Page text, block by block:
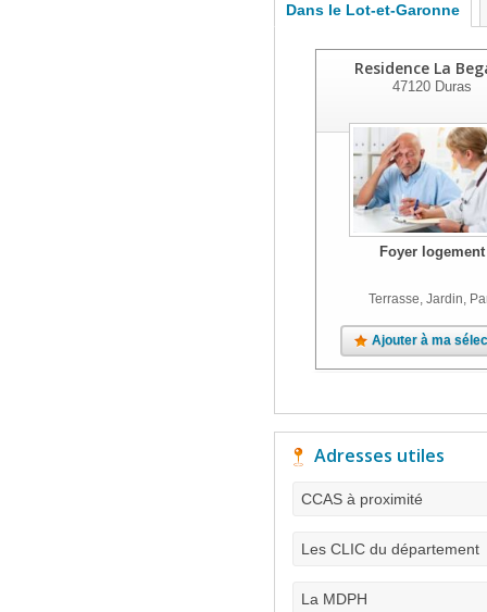
Dans le Lot-et-Garonne
Residence La
47120 Duras
Foyer logement
Terrasse, Jardin,
Ajouter à ma
Adresses utiles
CCAS à proximité
Les CLIC du département
La MDPH